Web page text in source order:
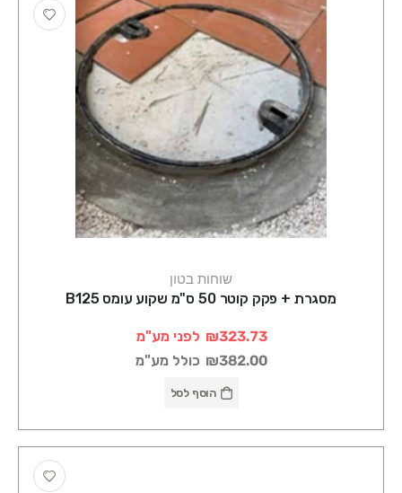
שוחות בטון
מסגרת + פקק קוטר 50 ס"מ שקוע עומס B125
₪323.73 לפני מע"מ
₪382.00 כולל מע"מ
הוסף לסל